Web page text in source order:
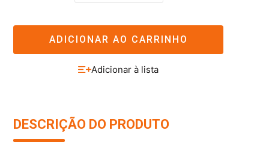
ADICIONAR AO CARRINHO
DESCRIÇÃO DO PRODUTO